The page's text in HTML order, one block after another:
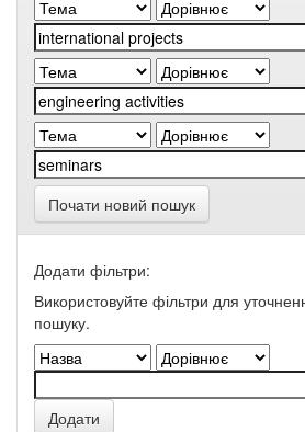
Почати новий пошук
Додати фільтри:
Використовуйте фільтри для
пошуку.